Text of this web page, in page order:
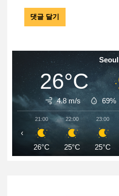
Seoul
26°C
4.8 m/s 69%
21:00
26°C
22:00
25°C
23:00
25°C
‹